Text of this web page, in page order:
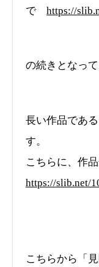
で https://
の続きとなって
長い作品であ
す。
こちらに、作
https://slib.net/
こちらから「